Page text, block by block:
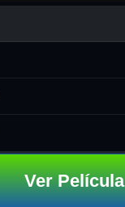
Ver Película